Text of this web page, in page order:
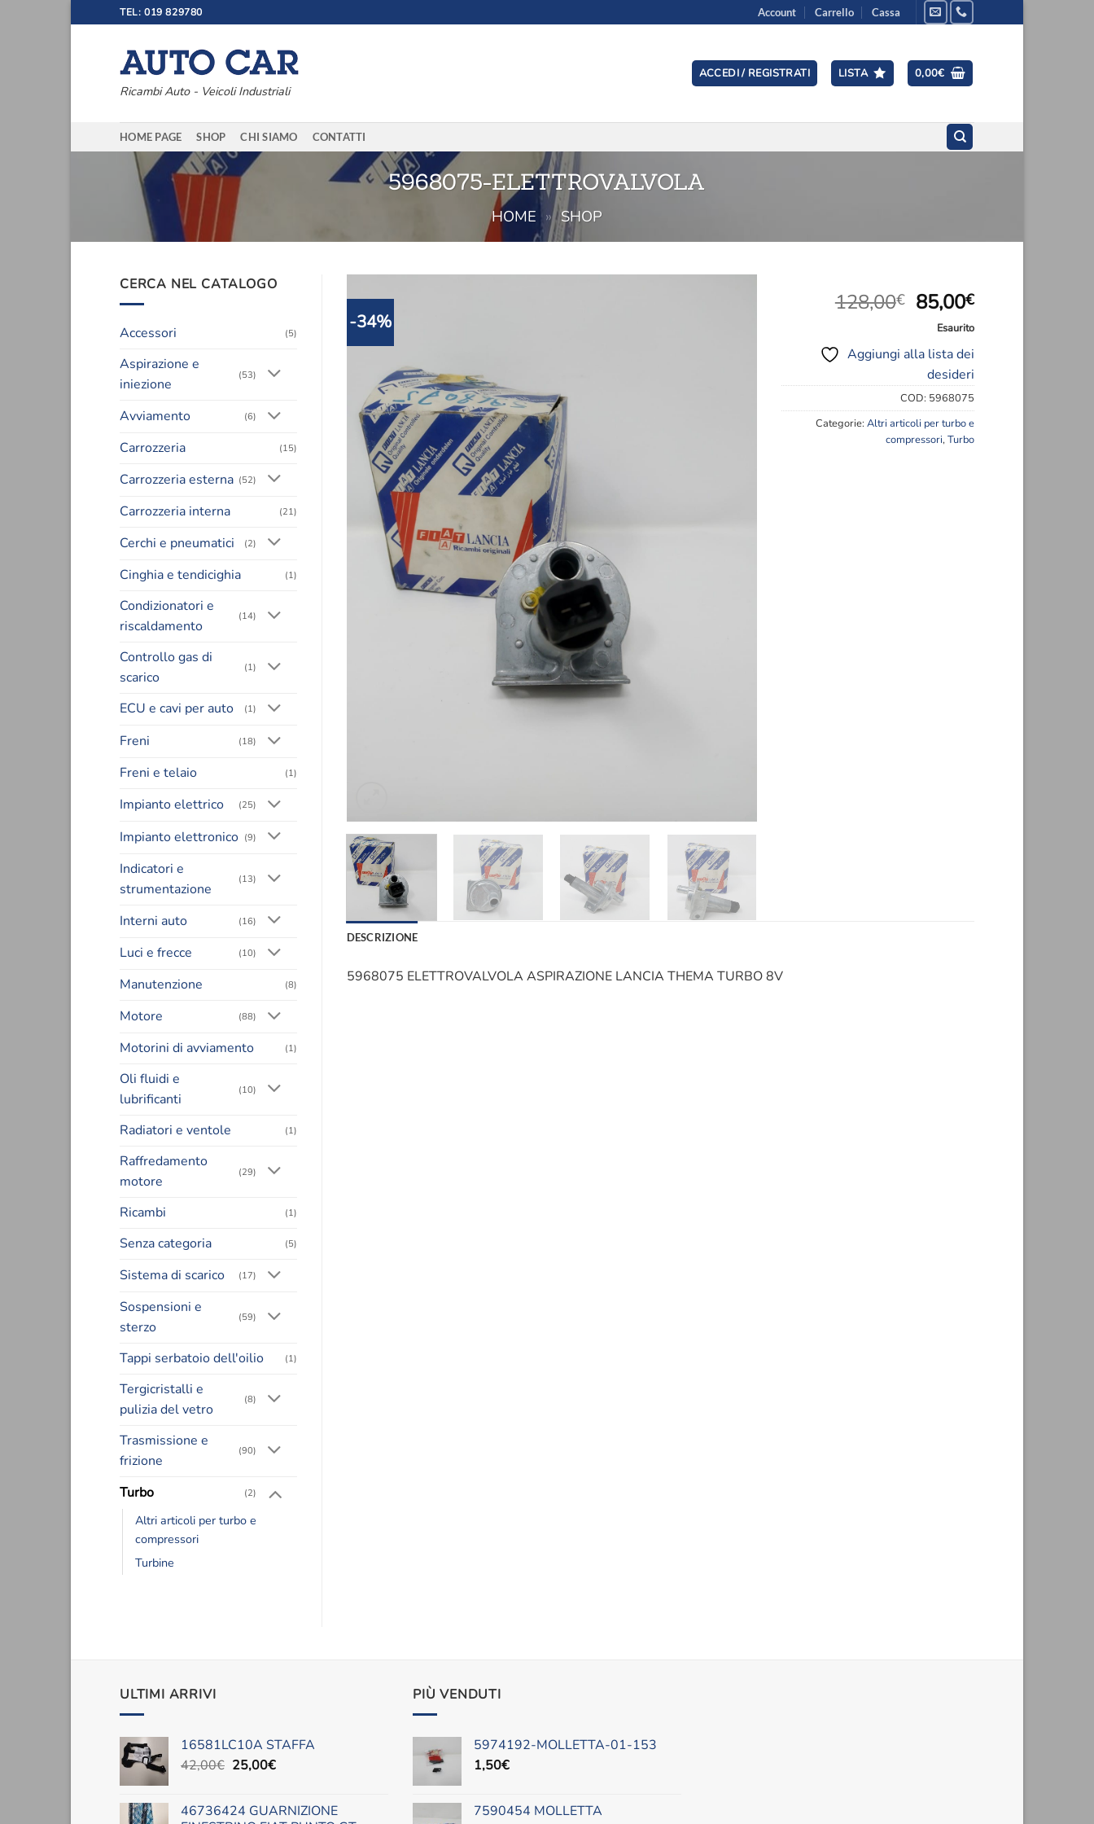
ai
TEL: 019 829780 Account Carrello Cassa
Ricambi Auto - Veicoli Industriali
ACCEDI / REGISTRATI LISTA 0,00€
HOME PAGE SHOP CHI SIAMO CONTATTI
5968075-ELETTROVALVOLA
HOME » SHOP
CERCA NEL CATALOGO
Accessori (5)
Aspirazione e
iniezione
(53)
Avviamento (6)
Carrozzeria (15)
Carrozzeria esterna (52)
Carrozzeria interna (21)
Cerchi e pneumatici (2)
Cinghia e tendicighia (1)
Condizionatori e
riscaldamento
(14)
Controllo gas di
scarico
(1)
ECU e cavi per auto (1)
Freni (18)
Freni e telaio (1)
Impianto elettrico (25)
Impianto elettronico (9)
Indicatori e
strumentazione
(13)
Interni auto (16)
Luci e frecce (10)
Manutenzione (8)
Motore (88)
Motorini di avviamento (1)
Oli fluidi e
lubrificanti
(10)
Radiatori e ventole (1)
Raffredamento
motore
(29)
Ricambi (1)
Senza categoria (5)
Sistema di scarico (17)
Sospensioni e
sterzo
(59)
Tappi serbatoio dell'oilio (1)
Tergicristalli e
pulizia del vetro
(8)
Trasmissione e
frizione
(90)
Turbo (2)
Altri articoli per turbo e
compressori
Turbine
-34%
128,00€ Il
prezzo
originale
era:
128,00€.
85,00€Il
prezzo
85,00€.
Esaurito
Aggiungi alla lista dei
desideri
COD: 5968075
Categorie: Altri articoli per turbo e
compressori, Turbo
DESCRIZIONE
5968075 ELETTROVALVOLA ASPIRAZIONE LANCIA THEMA TURBO 8V
ULTIMI ARRIVI
16581LC10A STAFFA
42,00€ Il
era:
25,00€Il
è:
46736424 GUARNIZIONE
PIÙ VENDUTI
5974192-MOLLETTA-01-153
1,50€
7590454 MOLLETTA